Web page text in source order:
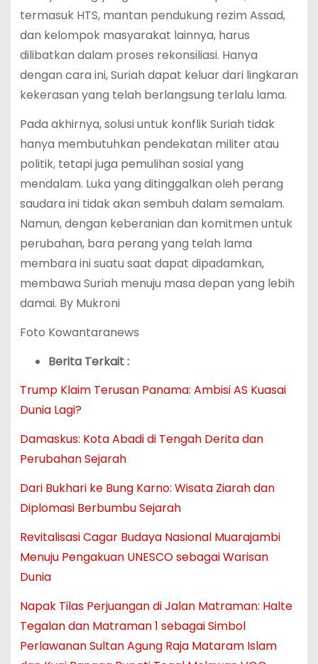
termasuk HTS, mantan pendukung rezim Assad,
dan kelompok masyarakat lainnya, harus
dilibatkan dalam proses rekonsiliasi. Hanya
dengan cara ini, Suriah dapat keluar dari lingkaran
kekerasan yang telah berlangsung terlalu lama.
Pada akhirnya, solusi untuk konflik Suriah tidak
hanya membutuhkan pendekatan militer atau
politik, tetapi juga pemulihan sosial yang
mendalam. Luka yang ditinggalkan oleh perang
saudara ini tidak akan sembuh dalam semalam.
Namun, dengan keberanian dan komitmen untuk
perubahan, bara perang yang telah lama
membara ini suatu saat dapat dipadamkan,
membawa Suriah menuju masa depan yang lebih
damai. By Mukroni
Foto Kowantaranews
Berita Terkait :
Trump Klaim Terusan Panama: Ambisi AS Kuasai
Dunia Lagi?
Damaskus: Kota Abadi di Tengah Derita dan
Perubahan Sejarah
Dari Bukhari ke Bung Karno: Wisata Ziarah dan
Diplomasi Berbumbu Sejarah
Revitalisasi Cagar Budaya Nasional Muarajambi
Menuju Pengakuan UNESCO sebagai Warisan
Dunia
Napak Tilas Perjuangan di Jalan Matraman: Halte
Tegalan dan Matraman 1 sebagai Simbol
Perlawanan Sultan Agung Raja Mataram Islam